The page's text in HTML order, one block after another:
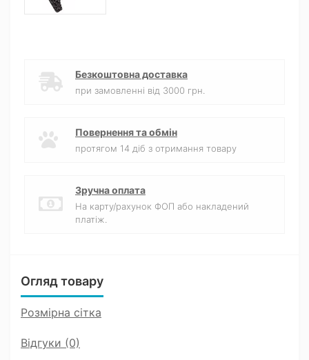
Безкоштовна доставка
при замовленні від 3000 грн.
Повернення та обмін
протягом 14 діб з отримання товару
Зручна оплата
На карту/рахунок ФОП або накладений
платіж.
Огляд товару
Розмірна сітка
Відгуки (0)